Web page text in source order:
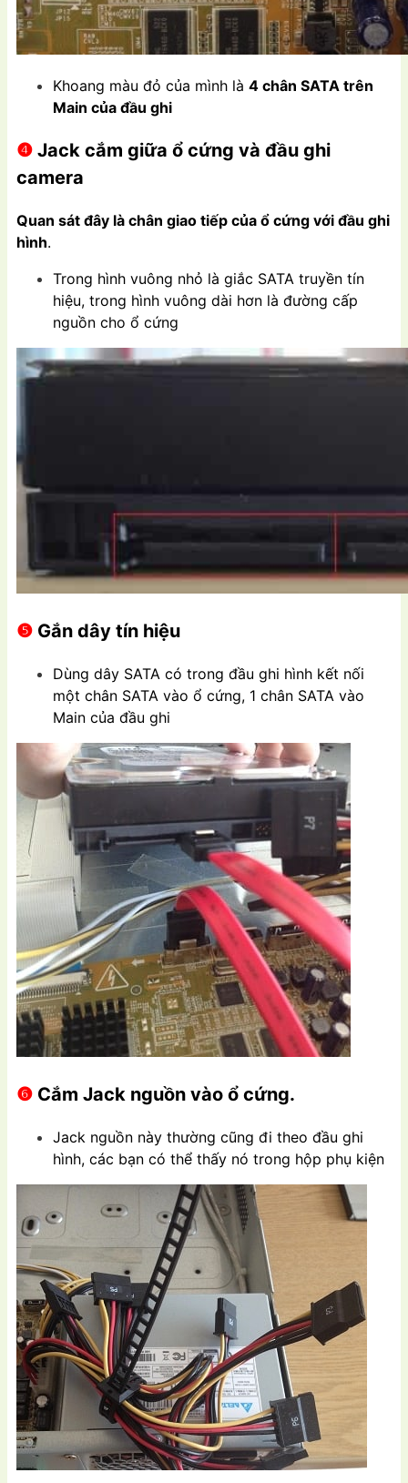
Khoang màu đỏ của mình là 4 chân SATA trên
Main của đầu ghi
❹ Jack cắm giữa ổ cứng và đầu ghi
camera
Quan sát đây là chân giao tiếp của ổ cứng với đầu ghi
hình.
Trong hình vuông nhỏ là giắc SATA truyền tín
hiệu, trong hình vuông dài hơn là đường cấp
nguồn cho ổ cứng
❺ Gắn dây tín hiệu
Dùng dây SATA có trong đầu ghi hình kết nối
một chân SATA vào ổ cứng, 1 chân SATA vào
Main của đầu ghi
❻ Cắm Jack nguồn vào ổ cứng.
Jack nguồn này thường cũng đi theo đầu ghi
hình, các bạn có thể thấy nó trong hộp phụ kiện